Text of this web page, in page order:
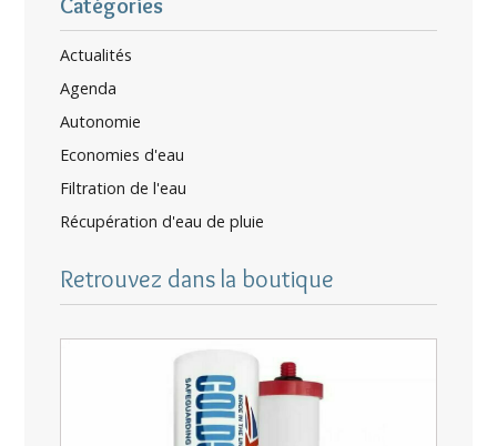
Catégories
Actualités
Agenda
Autonomie
Economies d'eau
Filtration de l'eau
Récupération d'eau de pluie
Retrouvez dans la boutique